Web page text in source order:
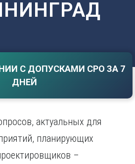
Саратов
Севастополь
Сочи
Ставрополь
Тамбов
Тольятти
Томск
Тула
Тюмень
С ДОПУСКАМИ СРО ЗА 7
ДНЕЙ
актуальных для
планирующих
–